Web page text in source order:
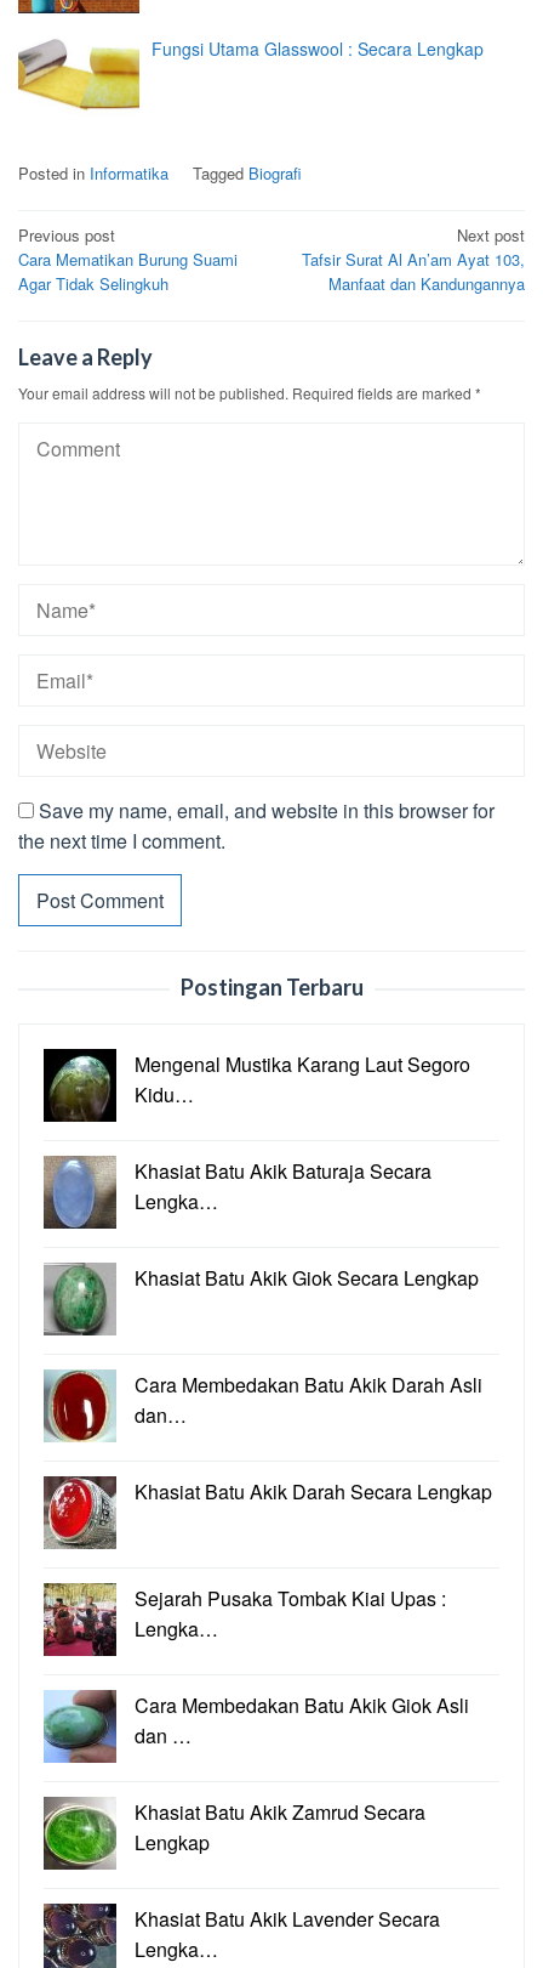
Fungsi Utama Glasswool : Secara Lengkap
Posted in Informatika Tagged Biografi
Post
navigation
Previous post
Cara Mematikan Burung Suami
Agar Tidak Selingkuh
Next post
Tafsir Surat Al An’am Ayat 103,
Manfaat dan Kandungannya
Leave a Reply
Your email address will not be published. Required fields are marked *
Save my name, email, and website in this browser for
the next time I comment.
Postingan Terbaru
Mengenal Mustika Karang Laut Segoro
Kidu…
Khasiat Batu Akik Baturaja Secara
Lengka…
Khasiat Batu Akik Giok Secara Lengkap
Cara Membedakan Batu Akik Darah Asli
dan…
Khasiat Batu Akik Darah Secara Lengkap
Sejarah Pusaka Tombak Kiai Upas :
Lengka…
Cara Membedakan Batu Akik Giok Asli
dan …
Khasiat Batu Akik Zamrud Secara
Lengkap
Khasiat Batu Akik Lavender Secara
Lengka…